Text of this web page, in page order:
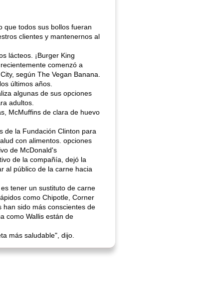
que todos sus bollos fueran
clientes y mantenernos al
lácteos. ¡Burger King
comenzó a
según The Vegan Banana.
últimos años.
algunas de sus opciones
adultos.
McMuffins de clara de huevo
de la Fundación Clinton para
con alimentos. opciones
de McDonald's
de la compañía, dejó la
al público de la carne hacia
tener un sustituto de carne
como Chipotle, Corner
sido más conscientes de
como Wallis están de
más saludable", dijo.